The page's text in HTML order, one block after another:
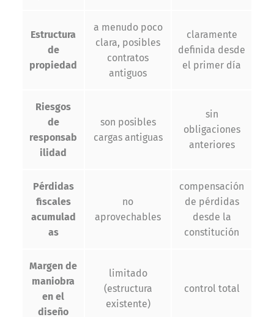
Estructura
de
propiedad
a menudo poco
clara, posibles
contratos
antiguos
claramente
definida desde
el primer día
Riesgos
de
responsab
ilidad
son posibles
cargas antiguas
sin
obligaciones
anteriores
Pérdidas
fiscales
acumulad
as
no
aprovechables
compensación
de pérdidas
desde la
constitución
Margen de
maniobra
en el
diseño
limitado
(estructura
existente)
control total